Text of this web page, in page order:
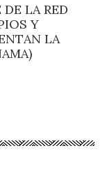
LA RED
Y
LA